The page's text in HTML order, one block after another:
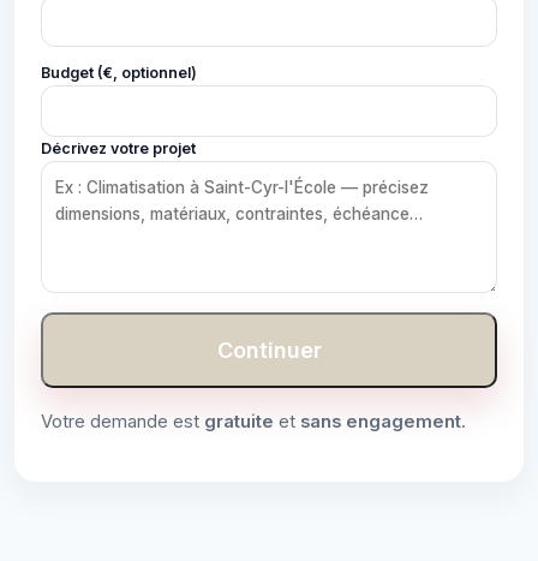
Budget (€, optionnel)
Décrivez votre projet
Continuer
Votre demande est gratuite et sans engagement.